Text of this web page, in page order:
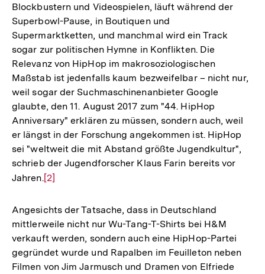
der
Fußnote
Blockbustern und Videospielen, läuft während der
Superbowl-Pause, in Boutiquen und
Supermarktketten, und manchmal wird ein Track
sogar zur politischen Hymne in Konflikten. Die
Relevanz von HipHop im makrosoziologischen
Maßstab ist jedenfalls kaum bezweifelbar – nicht nur,
weil sogar der Suchmaschinenanbieter Google
glaubte, den 11. August 2017 zum "44. HipHop
Anniversary" erklären zu müssen, sondern auch, weil
er längst in der Forschung angekommen ist. HipHop
sei "weltweit die mit Abstand größte Jugendkultur",
schrieb der Jugendforscher Klaus Farin bereits vor
Jahren.Zur
der
Fußnote
[2]
Angesichts der Tatsache, dass in Deutschland
mittlerweile nicht nur Wu-Tang-T-Shirts bei H&M
verkauft werden, sondern auch eine HipHop-Partei
gegründet wurde und Rapalben im Feuilleton neben
Filmen von Jim Jarmusch und Dramen von Elfriede